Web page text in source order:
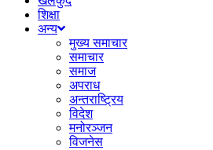
शिक्षा
अन्य
मुख्य समाचार
समाचार
समाज
अपराध
अन्तराष्ट्रिय
विदेश
मनोरञ्जन
विजनेस